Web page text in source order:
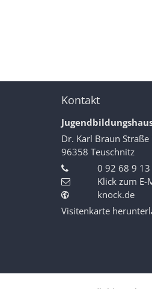
Kontakt
Dr. Karl Braun Straße
96358 Teuschnitz
0 92 68 9 13
Klick zum E-
knock.de
Visitenkarte